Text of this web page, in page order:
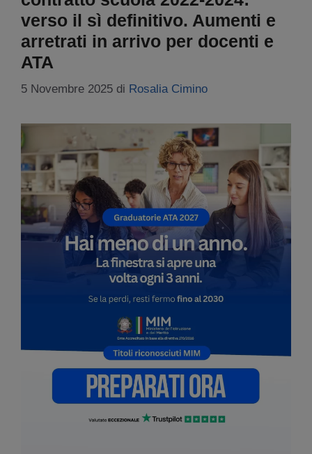
verso il sì definitivo. Aumenti e
arretrati in arrivo per docenti e
ATA
5 Novembre 2025 di Rosalia Cimino